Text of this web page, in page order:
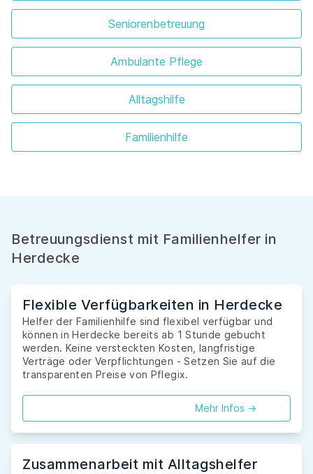
Seniorenbetreuung
Ambulante Pflege
Alltagshilfe
Familienhilfe
Betreuungsdienst mit Familienhelfer in
Herdecke
Flexible Verfügbarkeiten in Herdecke
Helfer der Familienhilfe sind flexibel verfügbar und
können in Herdecke bereits ab 1 Stunde gebucht
werden. Keine versteckten Kosten, langfristige
Verträge oder Verpflichtungen - Setzen Sie auf die
transparenten Preise von Pflegix.
Mehr Infos ->
Zusammenarbeit mit Alltagshelfer